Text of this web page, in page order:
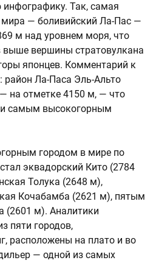
Так, самая
мира — боливийский Ла-Пас —
м над уровнем моря, что
выше вершины стратовулкана
японцев. Комментарий к
район Ла-Паса Эль-Альто
на отметке 4150 м, — что
самым высокогорным
городом в мире по
стал эквадорский Кито (2784
Толука (2648 м),
Кочабамба (2621 м), пятым
(2601 м). Аналитики
пяти городов,
расположены на плато и во
— одной из самых